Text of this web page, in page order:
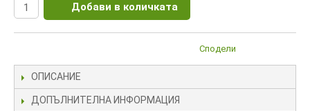
Добави в количката
Сподели
ОПИСАНИЕ
ДОПЪЛНИТЕЛНА ИНФОРМАЦИЯ